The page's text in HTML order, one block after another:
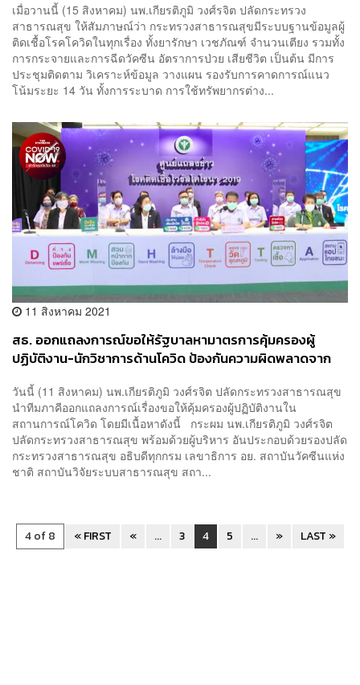
เมื่อวานนี้ (15 สิงหาคม) นพ.เกียรติภูมิ วงศ์รจิต ปลัดกระทรวง
สาธารณสุข ให้สัมภาษณ์ว่า กระทรวงสาธารณสุขมีระบบฐานข้อมูลผู้
ติดเชื้อโรคโควิดในทุกเรื่อง ทั้งยารักษา เวชภัณฑ์ จำนวนเตียง รวมทั้ง
การกระจายและการฉีดวัคซีน อัตราการป่วย เสียชีวิต เป็นต้น มีการ
ประชุมติดตาม วิเคราะห์ข้อมูล วางแผน รองรับการคาดการณ์แนว
โน้มระยะ 14 วัน ทั้งการระบาด การใช้ทรัพยากรต่าง...
11 สิงหาคม 2021
สธ. ออกแถลงการณ์ขอให้รัฐบาลหามาตรการคุ้มครองผู้
ปฏิบัติงาน-นักวิชาการด้านโควิด ป้องกันความผิดพลาดจาก
วันนี้ (11 สิงหาคม) นพ.เกียรติภูมิ วงศ์รจิต ปลัดกระทรวงสาธารณสุข
นำทีมภาคีออกแถลงการณ์เรื่องขอให้คุ้มครองผู้ปฏิบัติงานใน
สถานการณ์โควิด โดยมีเนื้อหาดังนี้ กระผม นพ.เกียรติภูมิ วงศ์รจิต
ปลัดกระทรวงสาธารณสุข พร้อมด้วยผู้บริหาร อันประกอบด้วยรองปลัด
กระทรวงสาธารณสุข อธิบดีทุกกรม เลขาธิการ อย. สถาบันวัคซีนแห่ง
ชาติ สถาบันวิจัยระบบสาธารณสุข สถา...
4 of 8 « FIRST « ... 3 4 5 ... » LAST »